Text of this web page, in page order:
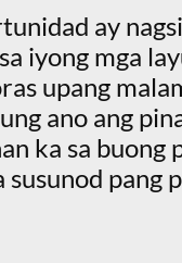
ay
iyong mga
upang
ano ang
ka sa buong
pang